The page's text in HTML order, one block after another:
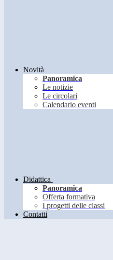
Novità
Panoramica
Le notizie
Le circolari
Calendario eventi
Didattica
Panoramica
Offerta formativa
I progetti delle classi
Contatti